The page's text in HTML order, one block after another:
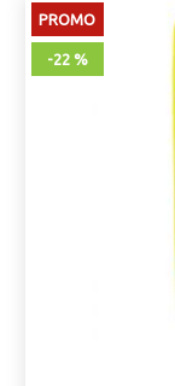
PROMO
-22 %